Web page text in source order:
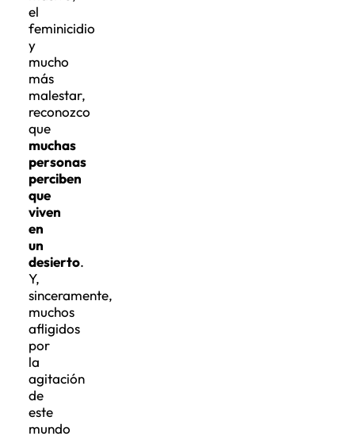
el
feminicidio
y
mucho
más
malestar,
reconozco
que
muchas
personas
perciben
que
viven
en
un
desierto.
Y,
sinceramente,
muchos
afligidos
por
la
agitación
de
este
mundo